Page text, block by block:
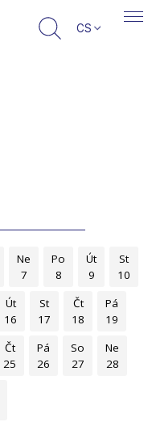
CS
Ne
7
Po
8
Út
9
St
10
Út
16
St
17
Čt
18
Pá
19
Čt
25
Pá
26
So
27
Ne
28